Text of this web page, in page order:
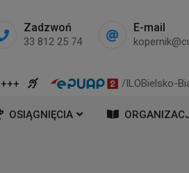
Zadzwoń
33 812 25 74
E-mail
+++ /ILOBielsko-
OSIĄGNIĘCIA